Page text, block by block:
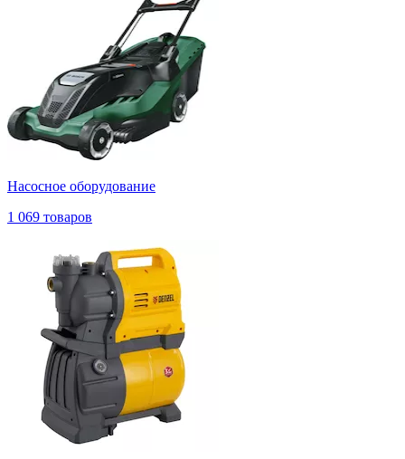
Насосное оборудование
1 069 товаров